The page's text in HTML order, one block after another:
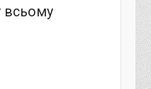
всьому